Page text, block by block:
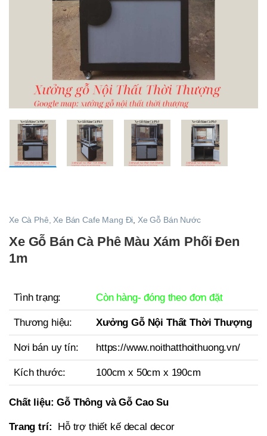
Xe Cà Phê, Xe Bán Cafe Mang Đi Xe Gỗ Bán Nước
Xe Gỗ Bán Cà Phê Màu Xám Phối Đen
1m
Tình trạng: Còn hàng- đóng theo đơn đặt
Thương hiệu: Xưởng Gỗ Nội Thất Thời Thượng
Nơi bán uy tín: https://www.noithatthoithuong.vn/
Kích thước: 100cm x 50cm x 190cm
Chất liệu: Gỗ Thông và Gỗ Cao Su
Trang trí: Hỗ trợ thiết kế decal decor